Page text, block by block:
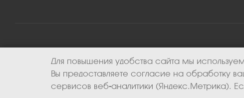
2026 © ООО «Апекс-энерго». Все права защищены.
Для повышения удобства сайта мы
Вы предоставляете согласие на обработку
сервисов веб-аналитики (Яндекс.Метрика).